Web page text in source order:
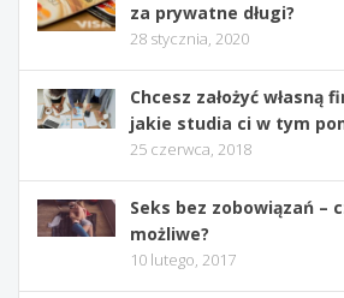
za prywatne długi?
28 stycznia, 2020
Chcesz założyć własną
jakie studia ci w tym
25 czerwca, 2018
Seks bez zobowiązań –
możliwe?
10 lutego, 2017